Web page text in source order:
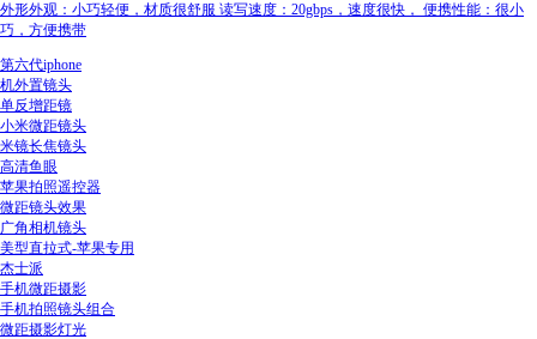
外形外观：小巧轻便，材质很舒服 读写速度：20gbps，速度很快， 便携性能：很小
巧，方便携带
第六代iphone
机外置镜头
单反增距镜
小米微距镜头
米镜长焦镜头
高清鱼眼
苹果拍照遥控器
微距镜头效果
广角相机镜头
美型直拉式-苹果专用
杰士派
手机微距摄影
手机拍照镜头组合
微距摄影灯光